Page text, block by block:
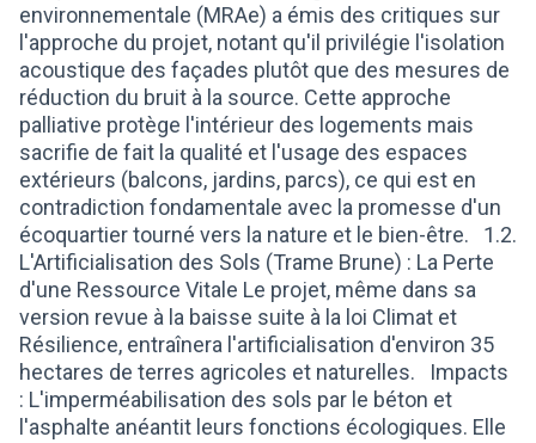
environnementale (MRAe) a émis des critiques sur
l'approche du projet, notant qu'il privilégie l'isolation
acoustique des façades plutôt que des mesures de
réduction du bruit à la source. Cette approche
palliative protège l'intérieur des logements mais
sacrifie de fait la qualité et l'usage des espaces
extérieurs (balcons, jardins, parcs), ce qui est en
contradiction fondamentale avec la promesse d'un
écoquartier tourné vers la nature et le bien-être. 1.2.
L'Artificialisation des Sols (Trame Brune) : La Perte
d'une Ressource Vitale Le projet, même dans sa
version revue à la baisse suite à la loi Climat et
Résilience, entraînera l'artificialisation d'environ 35
hectares de terres agricoles et naturelles. Impacts
: L'imperméabilisation des sols par le béton et
l'asphalte anéantit leurs fonctions écologiques. Elle